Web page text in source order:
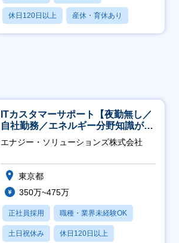
休日120日以上 産休・育休あり
月残業20時間以内
ITカスタマーサポート【夜勤無し／
自社勤務／エネルギー分野知識が身
につきます】
エナジー・ソリューションズ株式会社
東京都
350万~475万
正社員採用 職種・業界未経験OK
土日祝休み 休日120日以上